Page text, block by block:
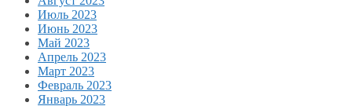
Июль 2023
Июнь 2023
Май 2023
Апрель 2023
Март 2023
Февраль 2023
Январь 2023